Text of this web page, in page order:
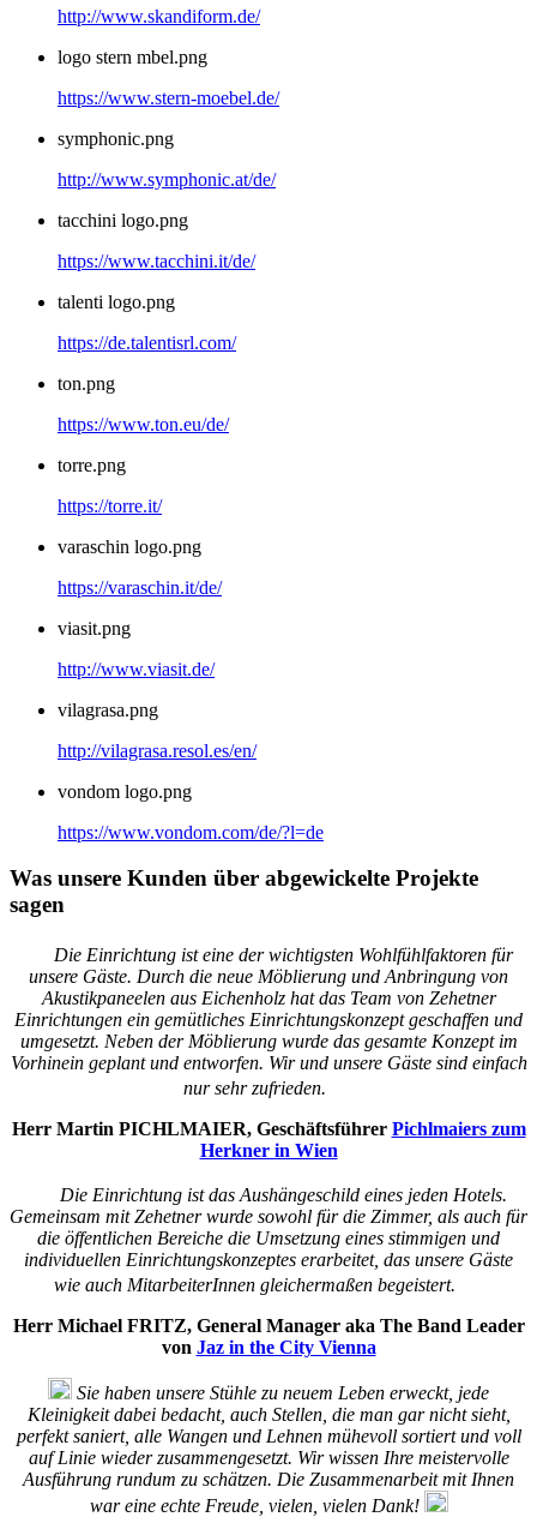
http://www.skandiform.de/
logo stern mbel.png
https://www.stern-moebel.de/
symphonic.png
http://www.symphonic.at/de/
tacchini logo.png
https://www.tacchini.it/de/
talenti logo.png
https://de.talentisrl.com/
ton.png
https://www.ton.eu/de/
torre.png
https://torre.it/
varaschin logo.png
https://varaschin.it/de/
viasit.png
http://www.viasit.de/
vilagrasa.png
http://vilagrasa.resol.es/en/
vondom logo.png
https://www.vondom.com/de/?l=de
Was unsere Kunden über abgewickelte Projekte
sagen
Die Einrichtung ist eine der wichtigsten Wohlfühlfaktoren für
unsere Gäste. Durch die neue Möblierung und Anbringung von
Akustikpaneelen aus Eichenholz hat das Team von Zehetner
Einrichtungen ein gemütliches Einrichtungskonzept geschaffen und
umgesetzt. Neben der Möblierung wurde das gesamte Konzept im
Vorhinein geplant und entworfen. Wir und unsere Gäste sind einfach
nur sehr zufrieden.
Herr Martin PICHLMAIER, Geschäftsführer Pichlmaiers zum
Herkner in Wien
Die Einrichtung ist das Aushängeschild eines jeden Hotels.
Gemeinsam mit Zehetner wurde sowohl für die Zimmer, als auch für
die öffentlichen Bereiche die Umsetzung eines stimmigen und
individuellen Einrichtungskonzeptes erarbeitet, das unsere Gäste
wie auch MitarbeiterInnen gleichermaßen begeistert.
Herr Michael FRITZ, General Manager aka The Band Leader
von Jaz in the City Vienna
Sie haben unsere Stühle zu neuem Leben erweckt, jede
Kleinigkeit dabei bedacht, auch Stellen, die man gar nicht sieht,
perfekt saniert, alle Wangen und Lehnen mühevoll sortiert und voll
auf Linie wieder zusammengesetzt. Wir wissen Ihre meistervolle
Ausführung rundum zu schätzen. Die Zusammenarbeit mit Ihnen
war eine echte Freude, vielen, vielen Dank!